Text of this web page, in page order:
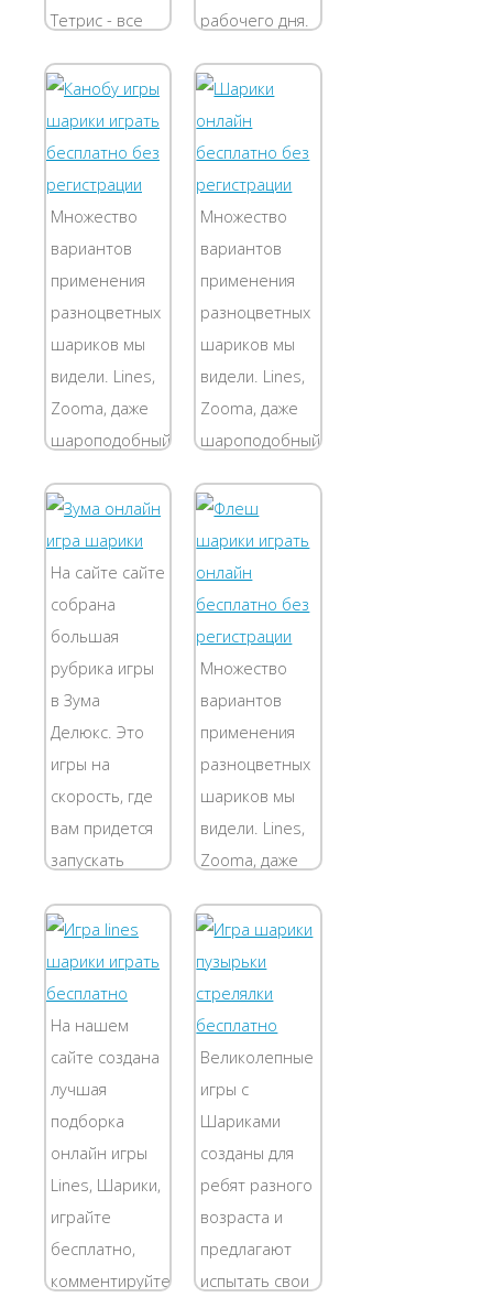
Тетрис - все
отличались
увлекательностью.
Эта
бесплатная
онлайн флэш
игра шарики
из их числа....
рабочего дня.
офисный
ребус
помогает
снять
накопившуюся
усталость,
улучшить
настроение.
Ваша задача
-...
Множество
вариантов
применения
разноцветных
шариков мы
видели. Lines,
Zooma, даже
шароподобный
они
отличались
увлекательностью.
Эта
бесплатная
онлайн флэш
игра шарики
из их числа....
Множество
вариантов
применения
разноцветных
шариков мы
видели. Lines,
Zooma, даже
шароподобный
они
отличались
увлекательностью.
Эта
бесплатная
онлайн флэш
игра шарики
из их числа....
На сайте сайте
собрана
большая
рубрика игры
в Зума
Делюкс. Это
игры на
скорость, где
вам придется
запускать
шарики в
движущиеся
линии с такими
же
разноцветными
шарами.
Играть в...
Множество
вариантов
применения
разноцветных
шариков мы
видели. Lines,
Zooma, даже
Тетрис - все
они
отличались
увлекательностью.
Эта
бесплатная
онлайн флэш
игра шарики
из их числа....
На нашем
сайте создана
лучшая
подборка
онлайн игры
Lines, Шарики,
играйте
бесплатно,
комментируйте
Великолепные
игры с
Шариками
созданы для
ребят разного
возраста и
предлагают
испытать свои